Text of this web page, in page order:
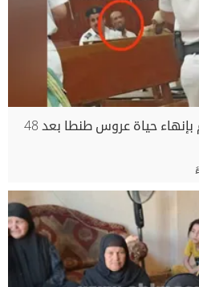
الحكم بالإعدام على المتهم بإنهاء حياة عروس طنطا بعد 48